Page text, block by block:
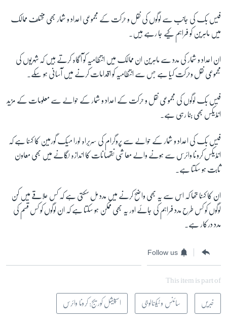
فیس بک کی جانب سے لوگوں کی نقل و حرکت کے مجموعی اعداد و شمار بھی مختلف ممالک
میں ماہرین کو فراہم کیے جا رہے ہیں۔
ان اعداد و شمار کی مدد سے ماہرین ان ممالک میں انتظامیہ کو آگاہ کرتے ہیں کہ شہریوں کی
مجموعی نقل وحرکت کیا ہے جس سے انتظامیہ کو اقدامات کرنے میں آسانی ہو سکے۔
فیس بک لوگوں کی مجموعی نقل و حرکت کے اعداد و شمار کے حوالے سے معلومات کے مزید
انڈیکس بھی بنا رہی ہے۔
فیس بک کی اعداد و شمار کے حوالے سے پروگرام کی سربراہ لورا میک گورمین کا کہنا ہے کہ
انڈیکس کرونا وائرس سے ہونے والے معاشی نقصانات کا اندازہ لگانے میں بھی معاون
ثابت ہو سکتا ہے۔
ان کا کہنا تھا کہ اس سے یہ بھی واضح کرنے میں مدد مل سکتی ہے کہ کس علاقے میں کن
لوگوں کو کس طرح مدد فراہم کی جائے اور یہ بھی ممکن ہو سکتا ہے کہ ان لوگوں کو کس قسم کی
مدد درکار ہے۔
Follow us
This item is part of
خبریں سائنس و ٹیکنالوجی اسپیشل کوریج: کرونا وائرس